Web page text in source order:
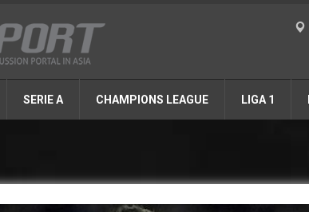
SERIE A CHAMPIONS LEAGUE LIGA 1